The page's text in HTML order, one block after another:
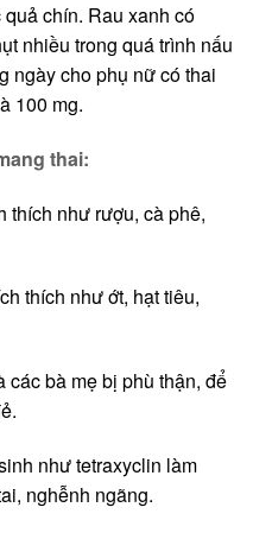
chín. Rau xanh có
nhiều trong quá trình nấu
ngày cho phụ nữ có thai
100 mg.
thai:
thích như rượu, cà phê,
thích như ớt, hạt tiêu,
các bà mẹ bị phù thận, để
như tetraxyclin làm
nghễnh ngãng.